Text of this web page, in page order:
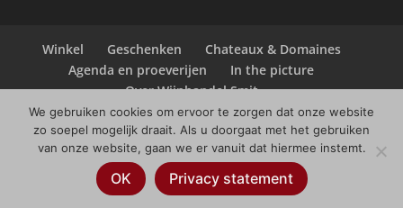
Winkel Geschenken
Chateaux & Domaines
Agenda en proeverijen
In the picture
Over Wijnhandel Smit
© Copyright2026Wijnhandel Smit |Webdesign
Always Ahead
We gebruiken cookies om ervoor te zorgen dat onze website
zo soepel mogelijk draait. Als u doorgaat met het gebruiken
van onze website, gaan we er vanuit dat hiermee instemt.
OK Privacy statement